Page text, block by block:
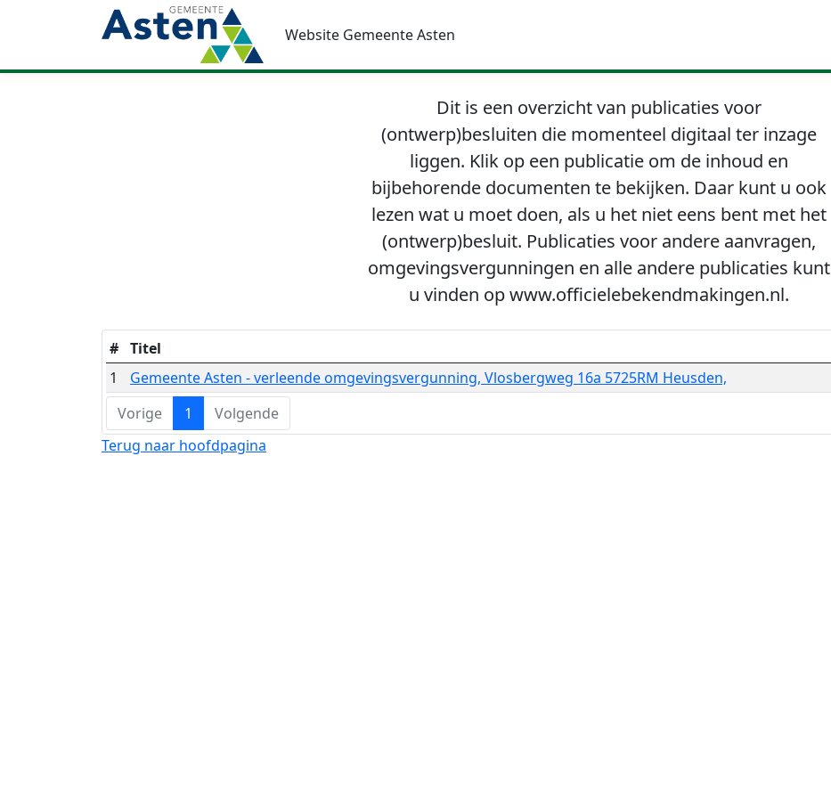
Website Gemeente Asten
Dit is een overzicht van publicaties voor
(ontwerp)besluiten die momenteel digitaal ter inzage
liggen. Klik op een publicatie om de inhoud en
bijbehorende documenten te bekijken. Daar kunt u ook
lezen wat u moet doen, als u het niet eens bent met het
(ontwerp)besluit. Publicaties voor andere aanvragen,
omgevingsvergunningen en alle andere publicaties kunt
u vinden op www.officielebekendmakingen.nl.
# Titel
1
Gemeente Asten - verleende omgevingsvergunning, Vlosbergweg 16a 5725RM Heusden,
Vorige
1
Volgende
Terug naar hoofdpagina